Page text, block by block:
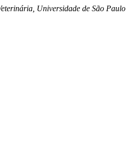
Universidade de São Paulo